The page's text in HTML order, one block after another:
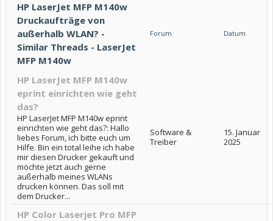
HP LaserJet MFP M140w
Druckaufträge von
außerhalb WLAN? -
Similar Threads - LaserJet
MFP M140w
Forum Datum
HP LaserJet MFP M140w
eprint einrichten wie geht
das?
HP LaserJet MFP M140w eprint
einrichten wie geht das?: Hallo
liebes Forum, ich bitte euch um
Hilfe. Bin ein total leihe ich habe
mir diesen Drucker gekauft und
möchte jetzt auch gerne
außerhalb meines WLANs
drucken können. Das soll mit
dem Drucker...
Software &
Treiber
15. Januar
2025
HP Color Laserjet Pro MFP